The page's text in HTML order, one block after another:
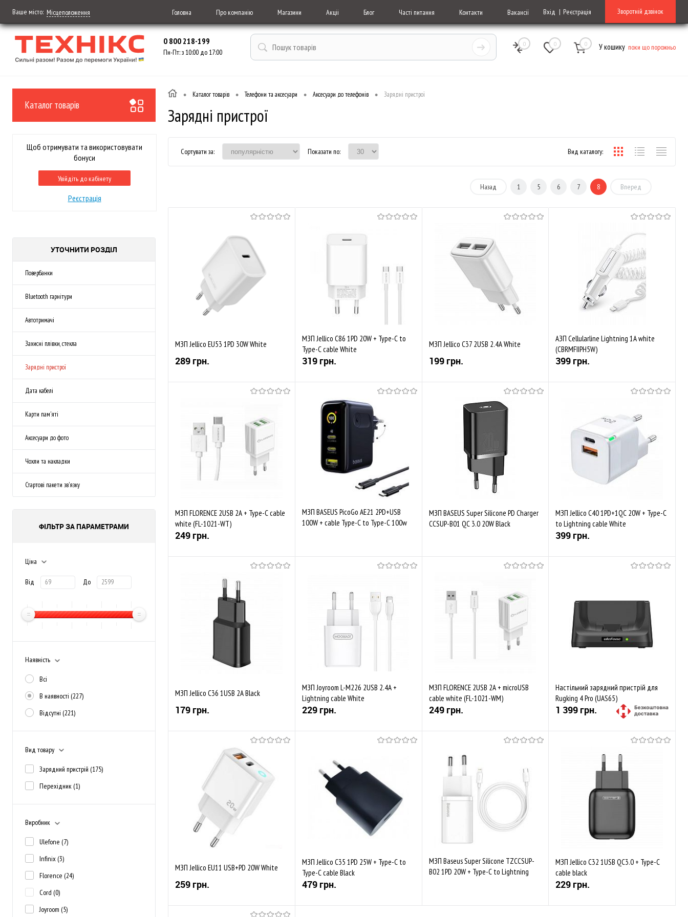
Ваше місто: Місцеположення Головна Про компанію Магазини Акціі Блог Часті питання Контакти Вакансії Вхід Реєстрація Зворотній дзвінок
0 800 218-199
Пн-Пт: з 10:00 до 17:00
0 0 0 У кошику поки що порожньо
Каталог товарів
Щоб отримувати та використовувати
бонуси
Увійдіть до кабінету
Реєстрація
УТОЧНИТИ РОЗДІЛ
Повербанки
Bluetooth гарнітури
Автотримачі
Захисні плівки, стекла
Зарядні пристрої
Дата кабелі
Kарти пам'яті
Аксесуари до фото
Чохли та накладки
Стартові пакети зв'язку
ФІЛЬТР ЗА ПАРАМЕТРАМИ
Ціна
Від До
Наявність
Всі
В наявності (227)
Відсутні (221)
Вид товару
Зарядний пристрій (175)
Перехідник (1)
Виробник
Ulefone (7)
Infinix (3)
Florence (24)
Cord (0)
Joyroom (5)
• Каталог товарів • Телефони та аксесуари • Аксесуари до телефонів • Зарядні пристрої
Зарядні пристрої
Сортувати за: Показати по: Вид каталогу:
Назад 1 5 6 7 8 Вперед
МЗП Jellico EU53 1PD 30W White
289 грн.
До обраного
Порівняти
В наявності
МЗП Jellico C86 1PD 20W + Type-C to
Type-C cable White
319 грн.
До обраного
Порівняти
Закінчується
МЗП Jellico C37 2USB 2.4A White
199 грн.
До обраного
АЗП Cellularline Lightning 1A white
(CBRMFIIPH5W)
399 грн.
Порівняти
Закінчується
МЗП FLORENCE 2USB 2A + Type-C cable
white (FL-1021-WT)
249 грн.
До обраного
В наявності
МЗП BASEUS PicoGo AE21 2PD+USB
100W + cable Type-C to Type-C 100w
До обраного Порівняти
МЗП BASEUS Super Silicone PD Charger
CCSUP-B01 QC 3.0 20W Black
До обраного Порівняти
МЗП Jellico C40 1PD+1QC 20W + Type-C
to Lightning cable White
399 грн.
До обраного
Порівняти
Закінчується
МЗП Jellico C36 1USB 2A Black
179 грн.
Купити
До обраного
Порівняти
В наявності
МЗП Joyroom L-M226 2USB 2.4A +
Lightning cable White
229 грн.
До обраного
Закінчується
МЗП FLORENCE 2USB 2A + microUSB
cable white (FL-1021-WM)
249 грн.
До обраного
Порівняти
Настільний зарядний пристрій для
Rugking 4 Pro (UAS65)
1 399 грн.
До обраного
В наявності
МЗП Jellico EU11 USB+PD 20W White
259 грн.
МЗП Jellico C35 1PD 25W + Type-C to
Type-C cable Black
479 грн.
МЗП Baseus Super Silicone TZCCSUP-
B02 1PD 20W + Type-C to Lightning
МЗП Jellico C32 1USB QC3.0 + Type-C
cable black
229 грн.